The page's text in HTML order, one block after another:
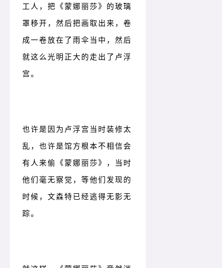
工人，把《蒙娜丽莎》的玻璃
罩移开，然后把画取出来，卷
成一卷放在了雨伞当中，然后
就这么光明正大的走出了卢浮
宫。
也许是因为卢浮宫当时装修太
乱，也许是馆方根本不相信会
有人来偷《蒙娜丽莎》，当时
他们毫无察觉，等他们发现的
时候，文森特已经逃得无影无
踪。